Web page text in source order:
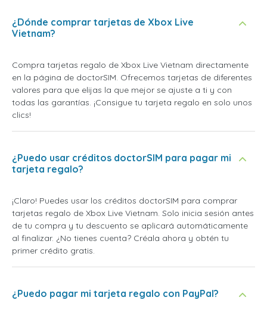
¿Dónde comprar tarjetas de Xbox Live
Vietnam?
Compra tarjetas regalo de Xbox Live Vietnam directamente
en la página de doctorSIM. Ofrecemos tarjetas de diferentes
valores para que elijas la que mejor se ajuste a ti y con
todas las garantías. ¡Consigue tu tarjeta regalo en solo unos
clics!
¿Puedo usar créditos doctorSIM para pagar mi
tarjeta regalo?
¡Claro! Puedes usar los créditos doctorSIM para comprar
tarjetas regalo de Xbox Live Vietnam. Solo inicia sesión antes
de tu compra y tu descuento se aplicará automáticamente
al finalizar. ¿No tienes cuenta? Créala ahora y obtén tu
primer crédito gratis.
¿Puedo pagar mi tarjeta regalo con PayPal?